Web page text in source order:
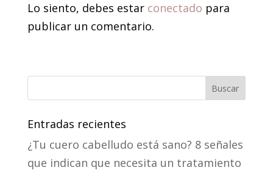
Lo siento, debes estar conectado para
publicar un comentario.
Entradas recientes
¿Tu cuero cabelludo está sano? 8 señales
que indican que necesita un tratamiento